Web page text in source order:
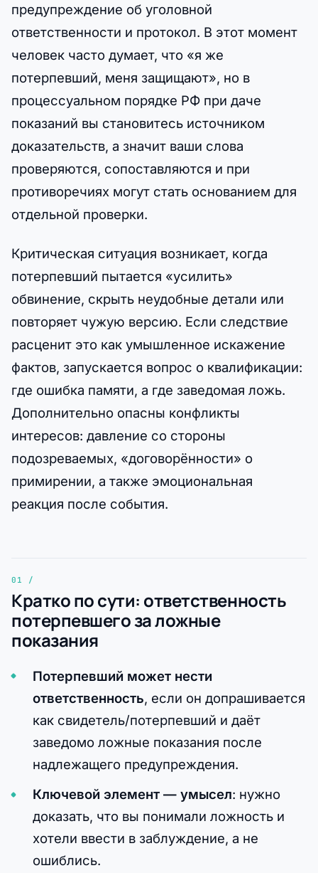
предупреждение об уголовной
ответственности и протокол. В этот момент
человек часто думает, что «я же
потерпевший, меня защищают», но в
процессуальном порядке РФ при даче
показаний вы становитесь источником
доказательств, а значит ваши слова
проверяются, сопоставляются и при
противоречиях могут стать основанием для
отдельной проверки.
Критическая ситуация возникает, когда
потерпевший пытается «усилить»
обвинение, скрыть неудобные детали или
повторяет чужую версию. Если следствие
расценит это как умышленное искажение
фактов, запускается вопрос о квалификации:
где ошибка памяти, а где заведомая ложь.
Дополнительно опасны конфликты
интересов: давление со стороны
подозреваемых, «договорённости» о
примирении, а также эмоциональная
реакция после события.
Кратко по сути: ответственность
потерпевшего за ложные
показания
Потерпевший может нести
ответственность, если он допрашивается
как свидетель/потерпевший и даёт
заведомо ложные показания после
надлежащего предупреждения.
Ключевой элемент — умысел: нужно
доказать, что вы понимали ложность и
хотели ввести в заблуждение, а не
ошиблись.